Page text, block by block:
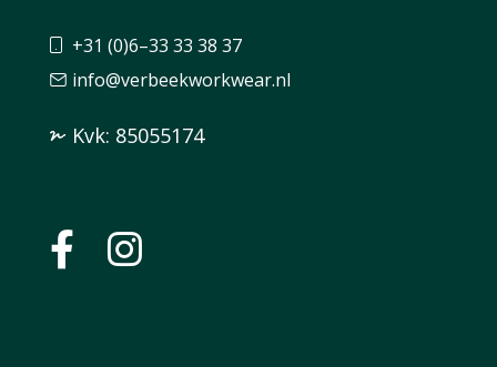
+31 (0)6–33 33 38 37
info@verbeekworkwear.nl
Kvk: 85055174